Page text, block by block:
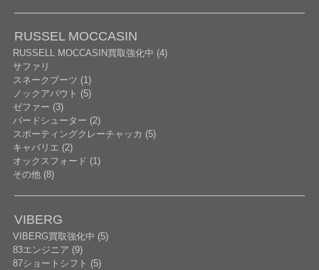
RUSSEL MOCCASIN
RUSSELL MOCCASIN買取強化中 (4)
サファリ
スネークブーツ (1)
ノックアバウト (5)
ゼファー (3)
バードシューター (2)
スポーティングクレーチャッカ (5)
キャバリエ (2)
オックスフォード (1)
その他 (8)
VIBERG
VIBERG買取強化中 (5)
83エンジニア (9)
87ショートシフト (5)